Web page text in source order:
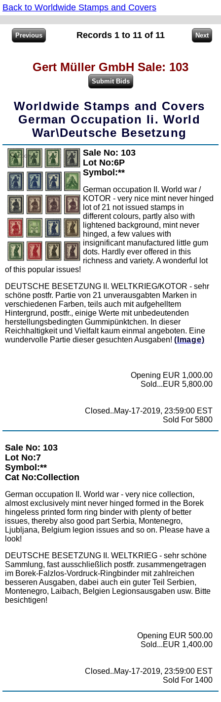
Back to Worldwide Stamps and Covers
Records 1 to 11 of 11
Gert Müller GmbH Sale: 103
Worldwide Stamps and Covers
German Occupation Ii. World
War\Deutsche Besetzung
Zoom
Sale No: 103
Lot No:6P
Symbol:**
German occupation II. World war /
KOTOR - very nice mint never hinged
lot of 21 not issued stamps in
different colours, partly also with
lightened background, mint never
hinged, a few values with
insignificant manufactured little gum
dots. Hardly ever offered in this
richness and variety. A wonderful lot
of this popular issues!
DEUTSCHE BESETZUNG II. WELTKRIEG/KOTOR - sehr
schöne postfr. Partie von 21 unverausgabten Marken in
verschiedenen Farben, teils auch mit aufgehelltem
Hintergrund, postfr., einige Werte mit unbedeutenden
herstellungsbedingten Gummipünktchen. In dieser
Reichhaltigkeit und Vielfalt kaum einmal angeboten. Eine
wundervolle Partie dieser gesuchten Ausgaben! (Image)
Opening EUR 1,000.00
Sold...EUR 5,800.00
Closed..May-17-2019, 23:59:00 EST
Sold For 5800
Sale No: 103
Lot No:7
Symbol:**
Cat No:Collection
German occupation II. World war - very nice collection,
almost exclusively mint never hinged formed in the Borek
hingeless printed form ring binder with plenty of better
issues, thereby also good part Serbia, Montenegro,
Ljubljana, Belgium legion issues and so on. Please have a
look!
DEUTSCHE BESETZUNG II. WELTKRIEG - sehr schöne
Sammlung, fast ausschließlich postfr. zusammengetragen
im Borek-Falzlos-Vordruck-Ringbinder mit zahlreichen
besseren Ausgaben, dabei auch ein guter Teil Serbien,
Montenegro, Laibach, Belgien Legionsausgaben usw. Bitte
besichtigen!
Opening EUR 500.00
Sold...EUR 1,400.00
Closed..May-17-2019, 23:59:00 EST
Sold For 1400